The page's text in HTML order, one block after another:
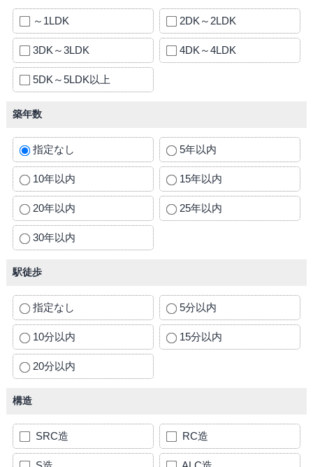
～1LDK 2DK～2LDK
3DK～3LDK 4DK～4LDK
5DK～5LDK以上
築年数
指定なし 5年以内
10年以内 15年以内
20年以内 25年以内
30年以内
駅徒歩
指定なし 5分以内
10分以内 15分以内
20分以内
構造
SRC造 RC造